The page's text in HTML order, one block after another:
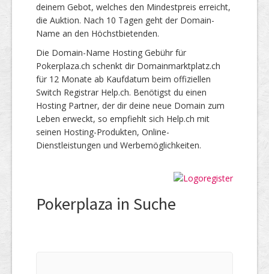
deinem Gebot, welches den Mindestpreis erreicht,
die Auktion. Nach 10 Tagen geht der Domain-
Name an den Höchstbietenden.
Die Domain-Name Hosting Gebühr für
Pokerplaza.ch schenkt dir Domainmarktplatz.ch
für 12 Monate ab Kaufdatum beim offiziellen
Switch Registrar Help.ch. Benötigst du einen
Hosting Partner, der dir deine neue Domain zum
Leben erweckt, so empfiehlt sich Help.ch mit
seinen Hosting-Produkten, Online-
Dienstleistungen und Werbemöglichkeiten.
Pokerplaza in Suche